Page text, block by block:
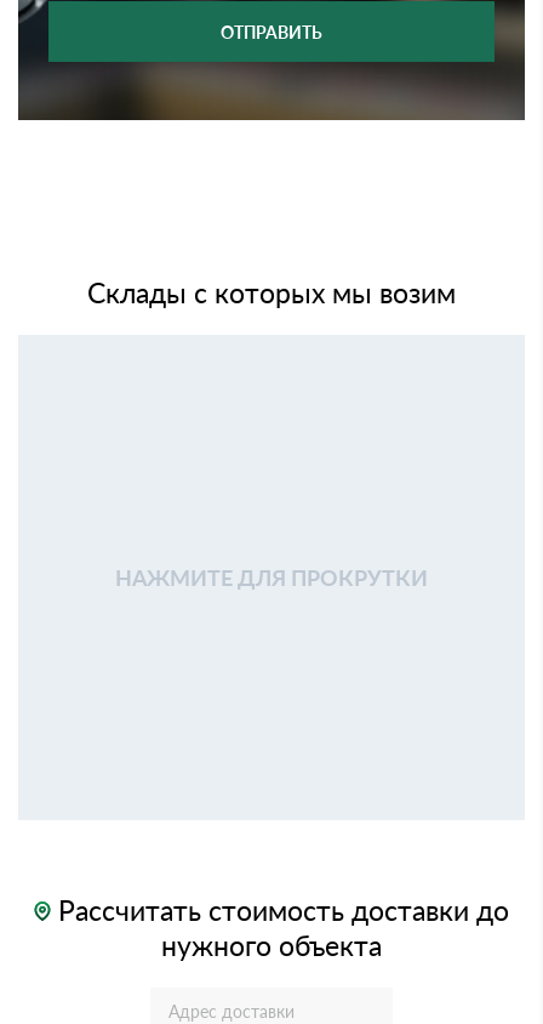
ОТПРАВИТЬ
Склады с которых мы возим
НАЖМИТЕ ДЛЯ ПРОКРУТКИ
Рассчитать стоимость доставки до
нужного объекта